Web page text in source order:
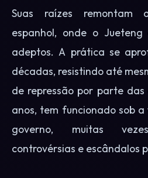
Suas raízes remontam
espanhol, onde o
adeptos. A prática se
décadas, resistindo até
de repressão por parte
anos, tem funcionado sob
governo, muitas
controvérsias e escândalos